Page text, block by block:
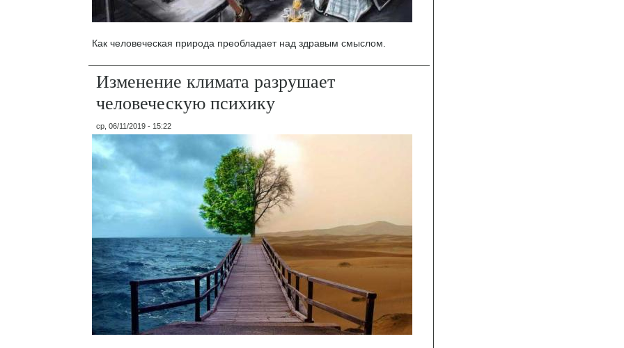
Как человеческая природа преобладает над здравым смыслом.
Изменение климата разрушает
человеческую психику
ср, 06/11/2019 - 15:22